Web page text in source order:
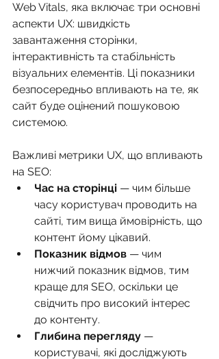
Web Vitals, яка включає три основні
аспекти UX: швидкість
завантаження сторінки,
інтерактивність та стабільність
візуальних елементів. Ці показники
безпосередньо впливають на те, як
сайт буде оцінений пошуковою
системою.
Важливі метрики UX, що впливають
на SEO:
Час на сторінці — чим більше
часу користувач проводить на
сайті, тим вища ймовірність, що
контент йому цікавий.
Показник відмов — чим
нижчий показник відмов, тим
краще для SEO, оскільки це
свідчить про високий інтерес
до контенту.
Глибина перегляду —
користувачі, які досліджують